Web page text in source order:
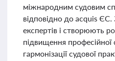
міжнародним судовим
відповідно до acquis
експертів і створюють
підвищення
гармонізації судової